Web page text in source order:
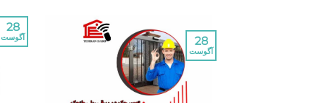
28
آگوست 28
آگوست